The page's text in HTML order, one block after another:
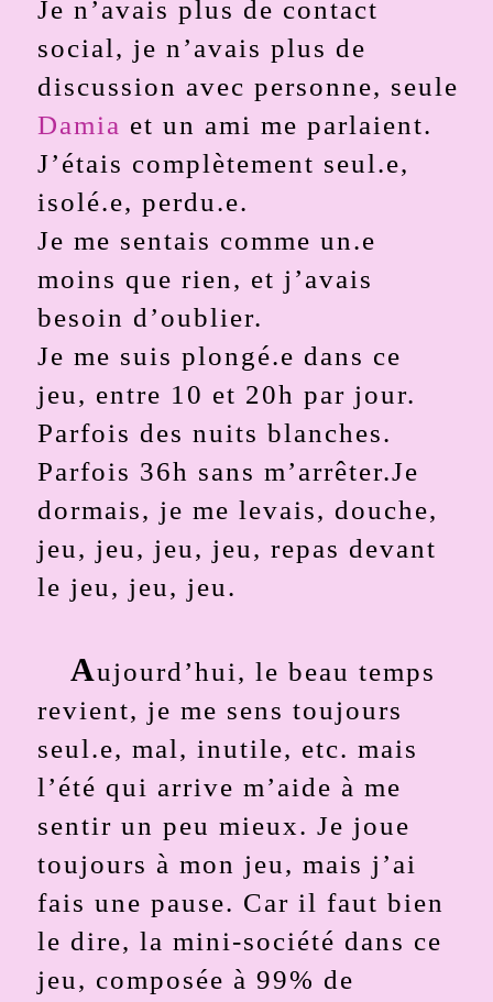
Je n’avais plus de contact
social, je n’avais plus de
discussion avec personne, seule
Damia et un ami me parlaient.
J’étais complètement seul.e,
isolé.e, perdu.e.
Je me sentais comme un.e
moins que rien, et j’avais
besoin d’oublier.
Je me suis plongé.e dans ce
jeu, entre 10 et 20h par jour.
Parfois des nuits blanches.
Parfois 36h sans m’arrêter.Je
dormais, je me levais, douche,
jeu, jeu, jeu, jeu, repas devant
le jeu, jeu, jeu.
Aujourd’hui, le beau temps
revient, je me sens toujours
seul.e, mal, inutile, etc. mais
l’été qui arrive m’aide à me
sentir un peu mieux. Je joue
toujours à mon jeu, mais j’ai
fais une pause. Car il faut bien
le dire, la mini-société dans ce
jeu, composée à 99% de